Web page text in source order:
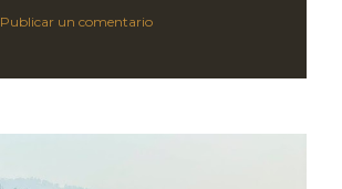
Publicar un comentario